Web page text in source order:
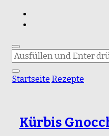
Suchst
du
nach
etwas?
Startseite Rezepte
Kürbis